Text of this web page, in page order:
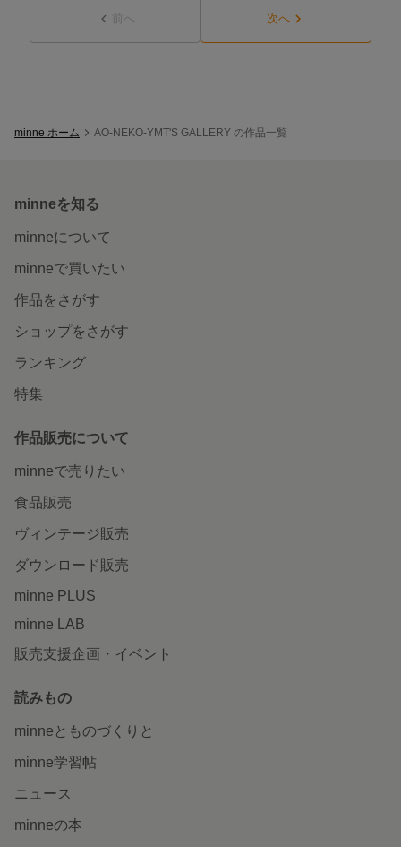
前へ 次へ
minne ホーム AO-NEKO-YMT'S GALLERY の作品一覧
minneを知る
minneについて
minneで買いたい
作品をさがす
ショップをさがす
ランキング
特集
作品販売について
minneで売りたい
食品販売
ヴィンテージ販売
ダウンロード販売
minne PLUS
minne LAB
販売支援企画・イベント
読みもの
minneとものづくりと
minne学習帖
ニュース
minneの本